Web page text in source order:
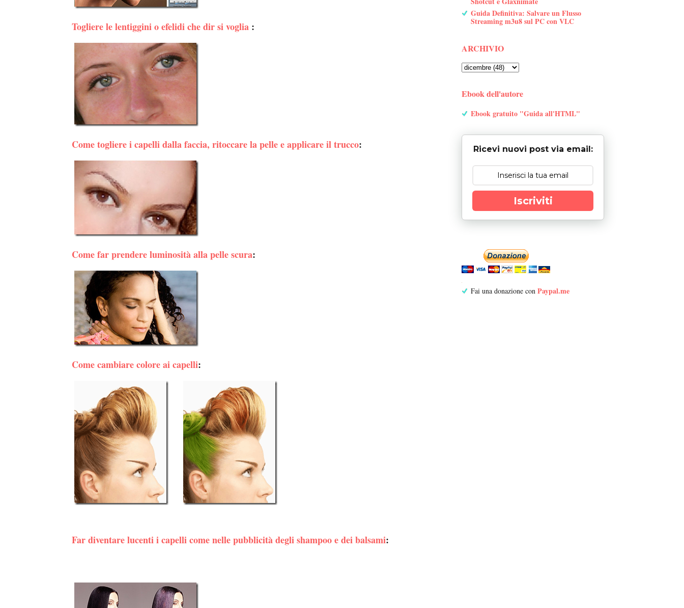
Togliere le lentiggini o efelidi che dir si voglia :
Come togliere i capelli dalla faccia, ritoccare la pelle e applicare il trucco:
Come far prendere luminosità alla pelle scura:
Come cambiare colore ai capelli:
Far diventare lucenti i capelli come nelle pubblicità degli shampoo e dei balsami:
Guida Definitiva: Salvare un Flusso
Streaming m3u8 sul PC con VLC
ARCHIVIO
Ebook dell'autore
Ebook gratuito "Guida all'HTML"
Ricevi nuovi post via email:
Iscriviti
Fai una donazione con Paypal.me